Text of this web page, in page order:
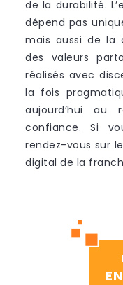
de la durabilité.
dépend pas
mais aussi de la
des valeurs
réalisés avec
la fois
aujourd’hui au
confiance. Si
rendez-vous sur
digital de la